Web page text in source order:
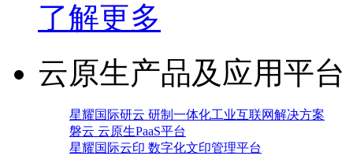
了解更多
云原生产品及应用平台
星耀国际研云 研制一体化工业互联网解决方案
磐云 云原生PaaS平台
星耀国际云印 数字化文印管理平台